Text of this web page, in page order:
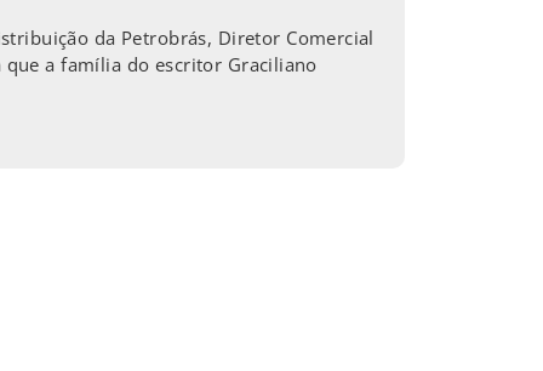
da Petrobrás, Diretor Comercial
que a família do escritor Graciliano